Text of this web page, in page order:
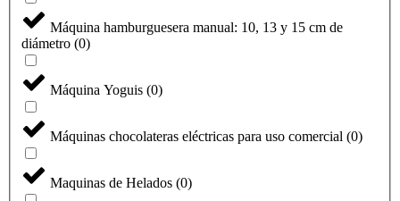
Máquina hamburguesera manual: 10, 13 y 15 cm de
diámetro (0)
Máquina Yoguis (0)
Máquinas chocolateras eléctricas para uso comercial (0)
Maquinas de Helados (0)